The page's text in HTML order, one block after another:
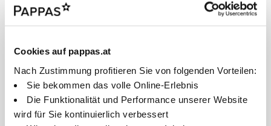
Cookies auf pappas.at
Nach Zustimmung profitieren Sie von folgenden Vorteilen:
Sie bekommen das volle Online-Erlebnis
Die Funktionalität und Performance unserer Website
wird für Sie kontinuierlich verbessert
Geschwindigkeitslimit-Assistent
Mercedes-Benz Notrufsystem
TEMPOMAT
Aktiver Park-Assistent mit PARKTRONIC
AUDIO & KOMMUNIKATION
MBUX Navigation Plus
Apple CarPlay
Alle Ausstattungen anzeigen